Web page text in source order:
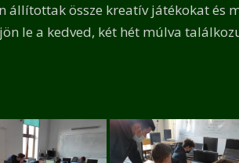
állítottak össze kreatív játékokat és
le a kedved, két hét múlva